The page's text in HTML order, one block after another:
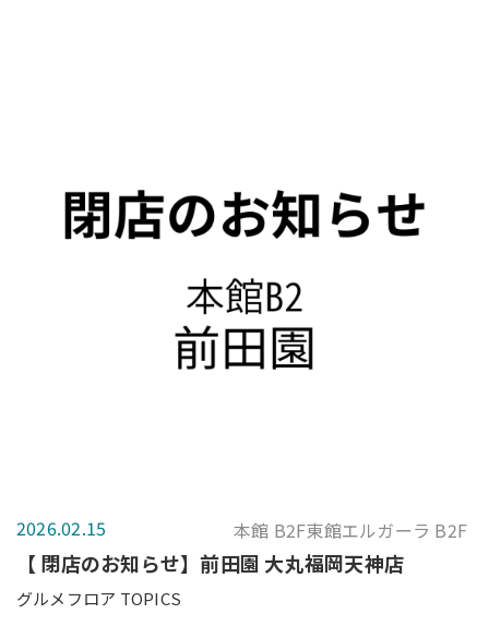
2026.02.15 本館 B2F東館エルガーラ B2F
【 閉店のお知らせ】前田園 大丸福岡天神店
グルメフロア TOPICS